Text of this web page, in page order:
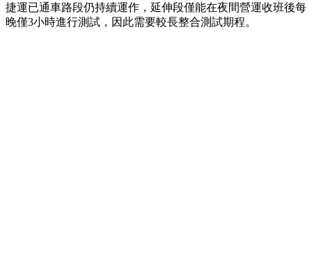
捷運已通車路段仍持續運作，延伸段僅能在夜間營運收班後每
晚僅3小時進行測試，因此需要較長整合測試期程。